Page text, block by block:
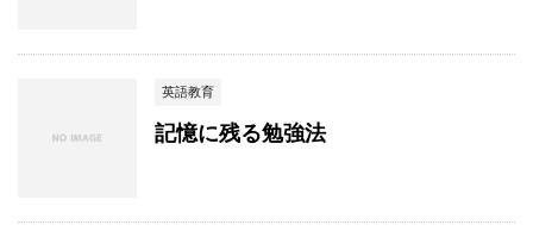
英語教育
記憶に残る勉強法